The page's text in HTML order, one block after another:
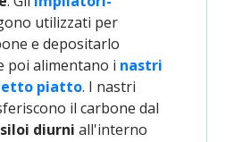
utilizzati per
e depositarlo
poi alimentano i nastri
piatto. I nastri
il carbone dal
siloi diurni all'interno